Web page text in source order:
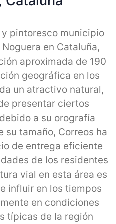
pintoresco municipio
en Cataluña,
aproximada de 190
geográfica en los
un atractivo natural,
presentar ciertos
a su orografía
su tamaño, Correos ha
de entrega eficiente
de los residentes
vial en esta área es
influir en los tiempos
en condiciones
típicas de la región